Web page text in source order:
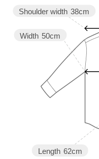
Length 62cm
Width 50cm
Shoulder width 38cm